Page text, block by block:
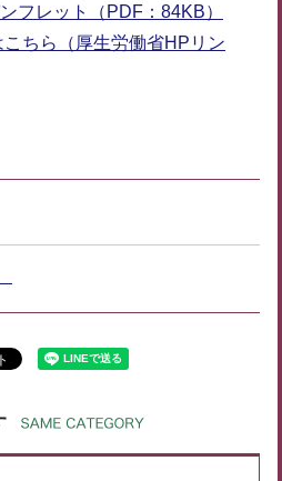
フレット（PDF：84KB）
ちら（厚生労働省HPリン